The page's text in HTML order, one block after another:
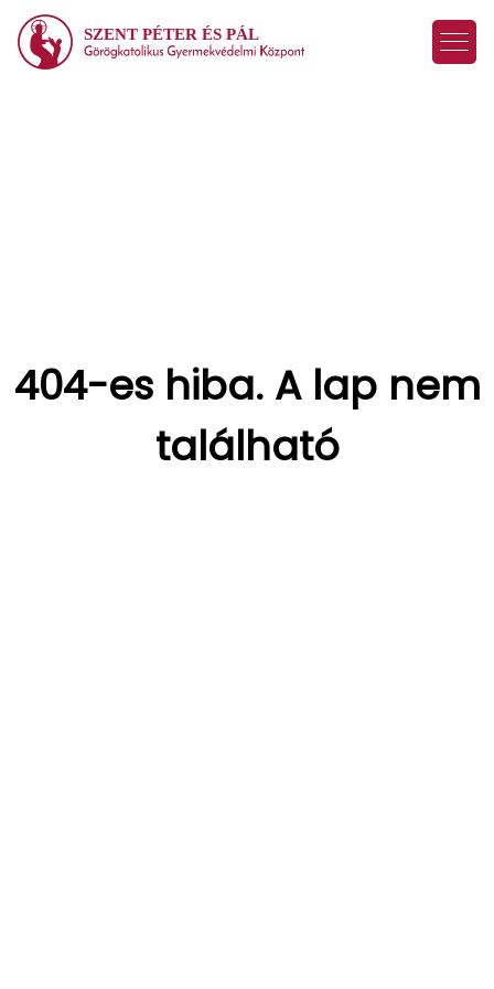
SZENT PÉTER ÉS PÁL
404-es hiba. A lap nem
található